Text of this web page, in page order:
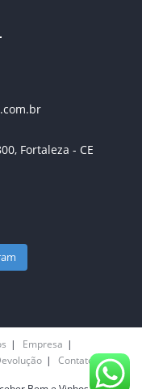
Fortaleza - CE
Empresa
Contato